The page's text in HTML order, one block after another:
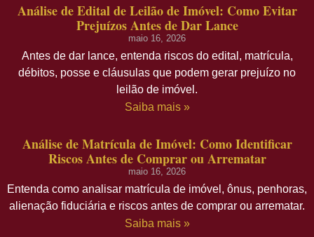
Análise de Edital de Leilão de Imóvel: Como Evitar
Prejuízos Antes de Dar Lance
maio 16, 2026
Antes de dar lance, entenda riscos do edital, matrícula,
débitos, posse e cláusulas que podem gerar prejuízo no
leilão de imóvel.
Saiba mais »
Análise de Matrícula de Imóvel: Como Identificar
Riscos Antes de Comprar ou Arrematar
maio 16, 2026
Entenda como analisar matrícula de imóvel, ônus, penhoras,
alienação fiduciária e riscos antes de comprar ou arrematar.
Saiba mais »